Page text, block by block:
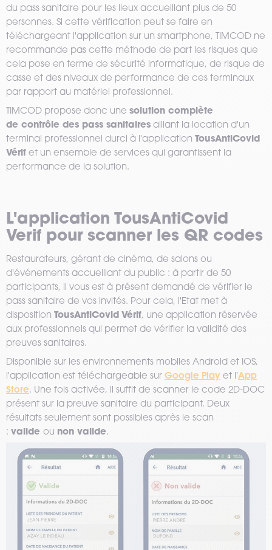
du pass sanitaire pour les lieux accueillant plus de 50
personnes. Si cette vérification peut se faire en
téléchargeant l'application sur un smartphone, TIMCOD ne
recommande pas cette méthode de part les risques que
cela pose en terme de sécurité informatique, de risque de
casse et des niveaux de performance de ces terminaux
par rapport au matériel professionnel.
TIMCOD propose donc une solution complète
de contrôle des pass sanitaires alliant la location d'un
terminal professionnel durci à l'application TousAntiCovid
Vérif et un ensemble de services qui garantissent la
performance de la solution.
L'application TousAntiCovid
Verif pour scanner les QR codes
Restaurateurs, gérant de cinéma, de salons ou
d'événements accueillant du public : à partir de 50
participants, il vous est à présent demandé de vérifier le
pass sanitaire de vos invités. Pour cela, l'Etat met à
disposition TousAntiCovid Vérif, une application réservée
aux professionnels qui permet de vérifier la validité des
preuves sanitaires.
Disponible sur les environnements mobiles Android et IOS,
l'application est téléchargeable sur Google Play et l'App
Store. Une fois activée, il suffit de scanner le code 2D-DOC
présent sur la preuve sanitaire du participant. Deux
résultats seulement sont possibles après le scan
: valide ou non valide.